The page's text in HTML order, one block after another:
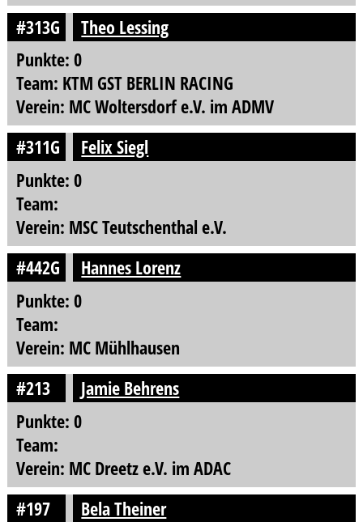
#313G
Theo Lessing
Punkte: 0
Team: KTM GST BERLIN RACING
Verein: MC Woltersdorf e.V. im ADMV
#311G
Felix Siegl
Punkte: 0
Team:
Verein: MSC Teutschenthal e.V.
#442G
Hannes Lorenz
Punkte: 0
Team:
Verein: MC Mühlhausen
#213
Jamie Behrens
Punkte: 0
Team:
Verein: MC Dreetz e.V. im ADAC
#197
Bela Theiner